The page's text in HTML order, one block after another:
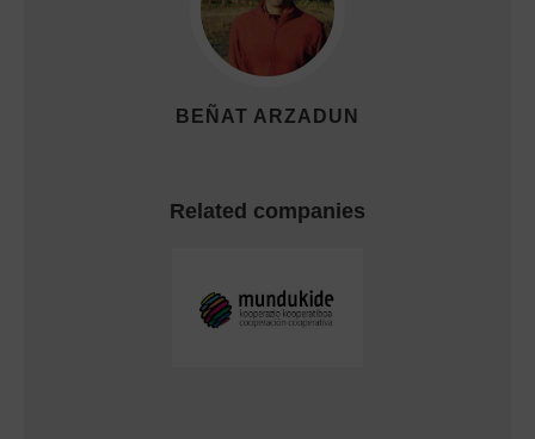
BEÑAT ARZADUN
Related companies